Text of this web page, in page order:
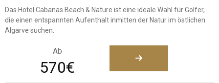
Das Hotel Cabanas Beach & Nature ist eine ideale Wahl für Golfer,
die einen entspannten Aufenthalt inmitten der Natur im östlichen
Algarve suchen.
Ab
570€